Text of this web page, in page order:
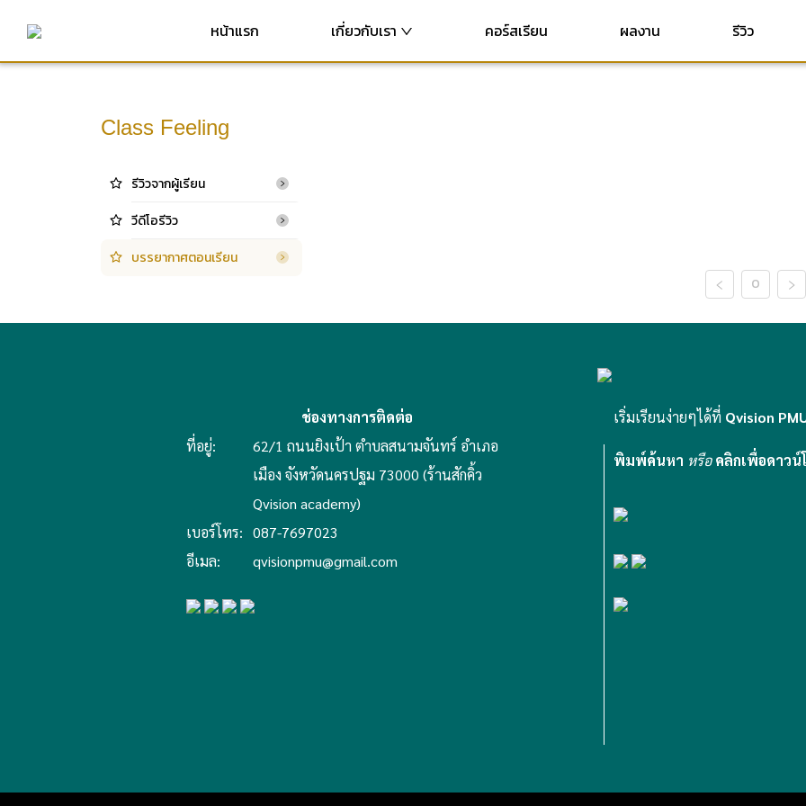
หน้าแรก เกี่ยวกับเรา คอร์สเรียน ผลงาน รีวิว
Class Feeling
รีวิวจากผู้เรียน
วีดีโอรีวิว
บรรยากาศตอนเรียน
0
ช่องทางการติดต่อ
ที่อยู่:
62/1 ถนนยิงเป้า ตำบลสนามจันทร์ อำเภอ
เมือง จังหวัดนครปฐม 73000 (ร้านสักคิ้ว
Qvision academy)
เบอร์โทร: 087-7697023
อีเมล:
qvisionpmu@gmail.com
เริ่มเรียนง่ายๆได้ที่ Qvision
พิมพ์ค้นหา หรือ คลิกเพื่อดาวน์